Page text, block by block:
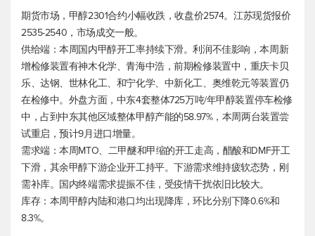
期货市场，甲醇2301合约小幅收跌，收盘价2574。江苏现货报价
2535-2540，市场成交一般。
供给端：本周国内甲醇开工率持续下滑。利润不佳影响，本周新
增检修装置有神木化学、青海中浩，前期检修装置中，重庆卡贝
乐、达钢、世林化工、和宁化学、中新化工、奥维乾元等装置仍
在检修中。外盘方面，中东4套整体725万吨/年甲醇装置停车检修
中，占到中东其他区域整体甲醇产能的58.97%，本周两台装置尝
试重启，预计9月进口增量。
需求端：本周MTO、二甲醚和甲缩的开工走高，醋酸和DMF开工
下滑，其余甲醇下游企业开工持平。下游需求维持疲软态势，刚
需补库。国内终端需求提振不佳，受疫情干扰依旧比较大。
库存：本周甲醇内陆和港口均出现降库，环比分别下降0.6%和
8.3%。